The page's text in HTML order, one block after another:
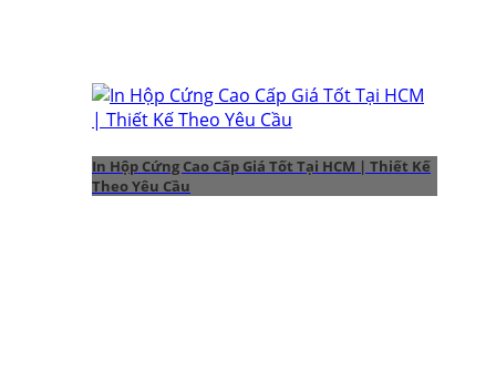
In Hộp Cứng Cao Cấp Giá Tốt Tại HCM | Thiết Kế
Theo Yêu Cầu